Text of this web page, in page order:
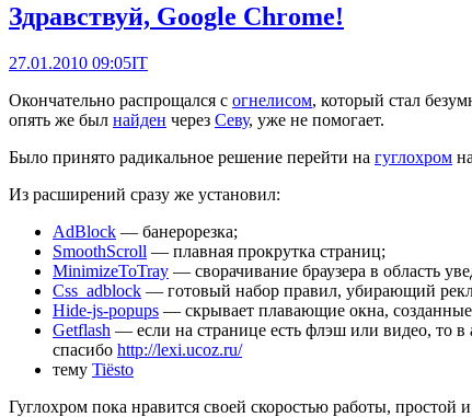
Здравствуй, Google Chrome!
27.01.2010 09:05IT
Окончательно распрощался с огнелисом, который стал
опять же был найден через Севу, уже не помогает.
Было принято радикальное решение перейти на гуглохром
Из расширений сразу же установил:
AdBlock — банерорезка;
SmoothScroll — плавная прокрутка страниц;
MinimizeToTray — сворачивание браузера в область
Css_adblock — готовый набор правил, убирающий
Hide-js-popups — скрывает плавающие окна,
Getflash — если на странице есть флэш или видео, то в
спасибо http://lexi.ucoz.ru/
тему Tiësto
Гуглохром пока нравится своей скоростью работы, простой